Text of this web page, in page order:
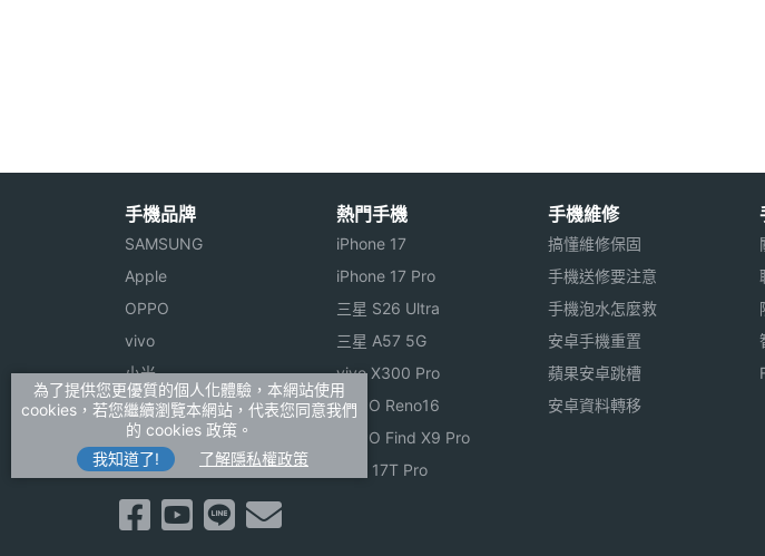
◎ 支援無線充電
上述內容提到偵測功能的測量結果僅為參考，不能作爲診斷和治療依據。
高度氣壓感測器
機體規格
47.4 mm
機身寬度 44.4 mm
機身厚度 10.2 mm
機身重量
手機品牌
SAMSUNG
Apple
OPPO
vivo
小米
ASUS
Sony
realme
熱門手機
iPhone 17
iPhone 17 Pro
三星 S26 Ultra
三星 A57 5G
vivo X300 Pro
OPPO Reno16
OPPO Find X9 Pro
小米 17T Pro
手機維修
搞懂維修保固
手機送修要注意
手機泡水怎麼救
安卓手機重置
蘋果安卓跳槽
安卓資料轉移
為了提供您更優質的個人化體驗，本網站使用
cookies，若您繼續瀏覽本網站，代表您同意我們
的 cookies 政策。
我知道了!
了解隱私權政策